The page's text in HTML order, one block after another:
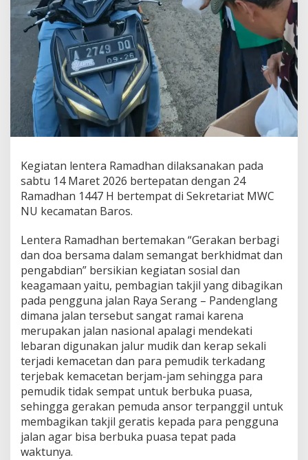
Kegiatan lentera Ramadhan dilaksanakan pada
sabtu 14 Maret 2026 bertepatan dengan 24
Ramadhan 1447 H bertempat di Sekretariat MWC
NU kecamatan Baros.
Lentera Ramadhan bertemakan “Gerakan berbagi
dan doa bersama dalam semangat berkhidmat dan
pengabdian” bersikian kegiatan sosial dan
keagamaan yaitu, pembagian takjil yang dibagikan
pada pengguna jalan Raya Serang – Pandenglang
dimana jalan tersebut sangat ramai karena
merupakan jalan nasional apalagi mendekati
lebaran digunakan jalur mudik dan kerap sekali
terjadi kemacetan dan para pemudik terkadang
terjebak kemacetan berjam-jam sehingga para
pemudik tidak sempat untuk berbuka puasa,
sehingga gerakan pemuda ansor terpanggil untuk
membagikan takjil geratis kepada para pengguna
jalan agar bisa berbuka puasa tepat pada
waktunya.